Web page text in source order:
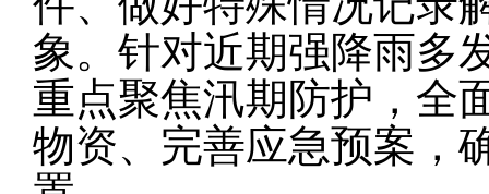
象。针对近期强降雨多
重点聚焦汛期防护，全
物资、完善应急预案，